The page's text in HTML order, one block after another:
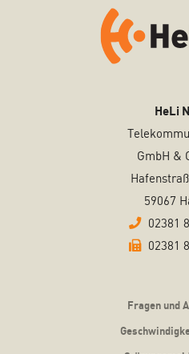
HeLi
GmbH &
59067
02381
02381
Fragen und